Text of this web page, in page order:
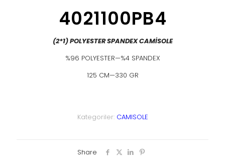
4021100PB4
(2*1) POLYESTER SPANDEX CAMİSOLE
%96 POLYESTER—%4 SPANDEX
125 CM—330 GR
Kategoriler: CAMISOLE
Share